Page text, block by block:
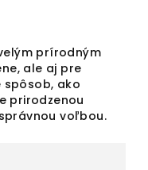
prírodným
ale aj pre
ako
prirodzenou
voľbou.